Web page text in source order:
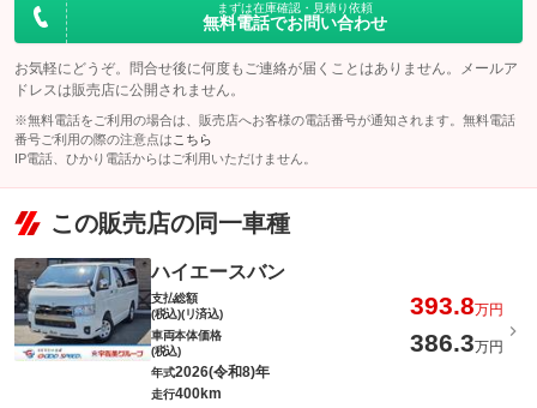
まずは在庫確認・見積り依頼
無料電話でお問い合わせ
お気軽にどうぞ。問合せ後に何度もご連絡が届くことはありません。メールア
ドレスは販売店に公開されません。
※無料電話をご利用の場合は、販売店へお客様の電話番号が通知されます。無料電話
番号ご利用の際の注意点は こちら
IP電話、ひかり電話からはご利用いただけません。
この販売店の同一車種
ハイエースバン
支払総額
(税込)(リ済込)
393.8万円
車両本体価格
(税込)
386.3万円
年式2026(令和8)年
走行400km